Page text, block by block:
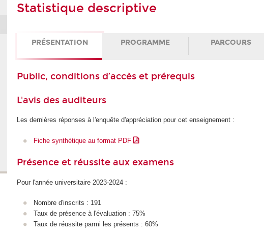
Statistique descriptive
PRÉSENTATION PROGRAMME PARCOURS
Public, conditions d’accès et prérequis
L'avis des auditeurs
Les dernières réponses à l'enquête d'appréciation pour cet enseignement :
Fiche synthétique au format PDF
Présence et réussite aux examens
Pour l'année universitaire 2023-2024 :
Nombre d'inscrits : 191
Taux de présence à l'évaluation : 75%
Taux de réussite parmi les présents : 60%